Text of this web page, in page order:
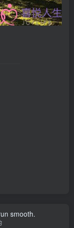
smooth.